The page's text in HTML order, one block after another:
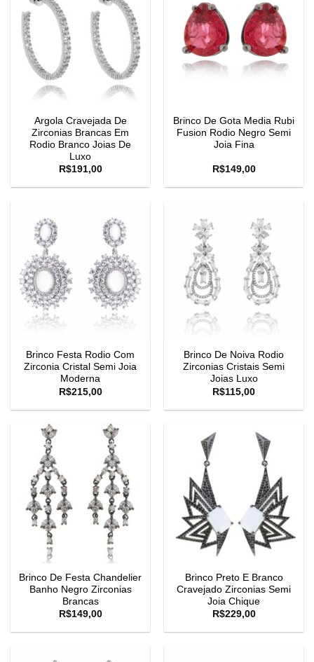
Argola Cravejada De
Zirconias Brancas Em
Rodio Branco Joias De
Luxo
R$191,00
Brinco De Gota Media Rubi
Fusion Rodio Negro Semi
Joia Fina
R$149,00
Brinco Festa Rodio Com
Zirconia Cristal Semi Joia
Moderna
R$215,00
Brinco De Noiva Rodio
Zirconias Cristais Semi
Joias Luxo
R$115,00
Brinco De Festa Chandelier
Banho Negro Zirconias
Brancas
R$149,00
Brinco Preto E Branco
Cravejado Zirconias Semi
Joia Chique
R$229,00